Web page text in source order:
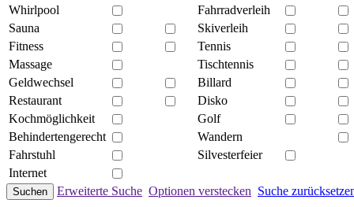
Whirlpool
Fahrradverleih
Sauna
Skiverleih
Fitness
Tennis
Massage
Tischtennis
Geldwechsel
Billard
Restaurant
Disko
Kochmöglichkeit
Golf
Behindertengerecht
Wandern
Fahrstuhl
Silvesterfeier
Internet
Suchen Erweiterte Suche Optionen verstecken Suche